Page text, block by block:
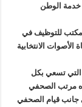
خدمة الوطن
مكتب للتوظيف في
الانتخابية
تسعي بكل
مرتب الصحفي
جانب قيام الصحفي